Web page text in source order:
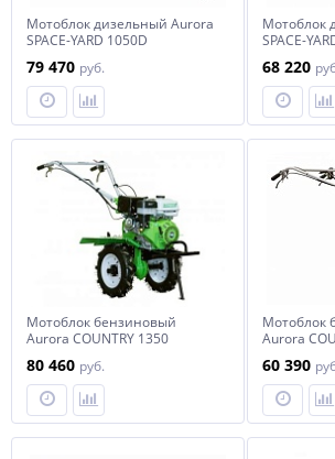
Мотоблок дизельный Aurora
SPACE-YARD 1050D
79 470 руб.
Мотоблок
SPACE-
68 220
Мотоблок бензиновый
Aurora COUNTRY 1350
80 460 руб.
Мотоблок
Aurora
60 390